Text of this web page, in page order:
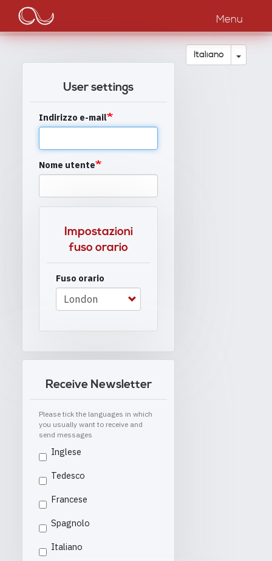
contenuto
principale
Main
navigation
Menu
Italiano Toggle
User settings
Indirizzo e-mail
Nome utente
Impostazioni
fuso orario
Fuso orario
Receive Newsletter
Please tick the languages in which
you usually want to receive and
send messages
Inglese
Tedesco
Francese
Spagnolo
Italiano